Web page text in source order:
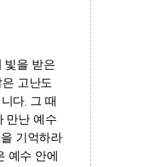
빛을 받은
고난도
다 그 때
만난 예수
기억하라
예수 안에